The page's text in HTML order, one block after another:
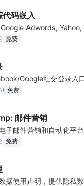
码嵌入
免费
) 免费
邮件营销
子邮件营销和自动化平台
免费